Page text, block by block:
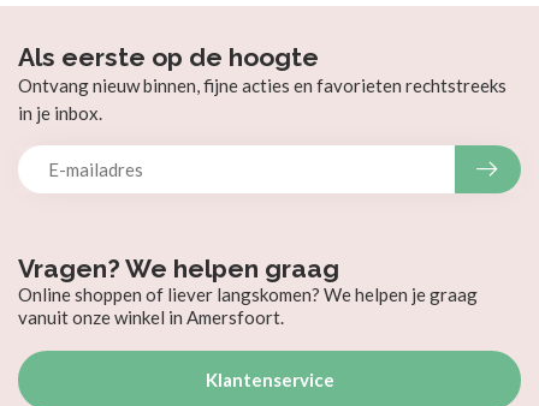
Vragen? We helpen graag
Online shoppen of liever langskomen? We helpen je graag
vanuit onze winkel in Amersfoort.
Klantenservice
Als eerste op de hoogte
Ontvang nieuw binnen, fijne acties en favorieten rechtstreeks
in je inbox.